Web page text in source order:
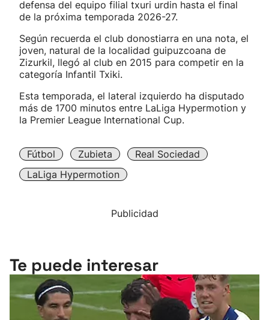
defensa del equipo filial txuri urdin hasta el final
de la próxima temporada 2026-27.
Según recuerda el club donostiarra en una nota, el
joven, natural de la localidad guipuzcoana de
Zizurkil, llegó al club en 2015 para competir en la
categoría Infantil Txiki.
Esta temporada, el lateral izquierdo ha disputado
más de 1700 minutos entre LaLiga Hypermotion y
la Premier League International Cup.
Fútbol Zubieta
Real Sociedad
LaLiga Hypermotion
Publicidad
Te puede interesar